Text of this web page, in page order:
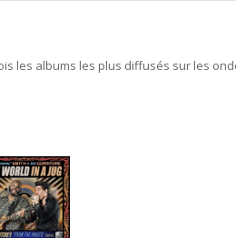
les albums les plus diffusés sur les